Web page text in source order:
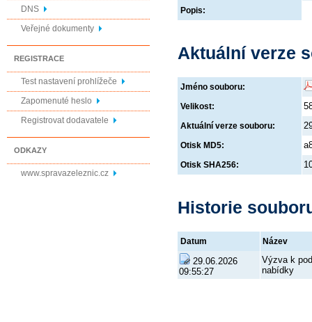
DNS
Veřejné dokumenty
REGISTRACE
Test nastavení prohlížeče
Zapomenuté heslo
Registrovat dodavatele
ODKAZY
www.spravazeleznic.cz
Popis:
Aktuální verze
Jméno souboru:
Velikost:
Aktuální verze souboru:
Otisk MD5:
Otisk SHA256:
Historie
Datum Název
29.06.2026
09:55:27
Výzva k
nabídky